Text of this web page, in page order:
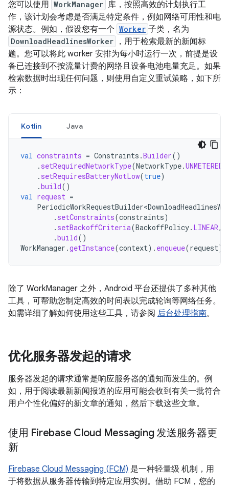
您可以使用 WorkManager 库，按照高效的计划执行工
作，该计划会考虑是否满足特定条件，例如网络可用性和电
源状态。例如，假设您有一个 Worker 子类，名为
DownloadHeadlinesWorker
，用于检索最新的新闻标
题。您可以将此 worker 安排为每小时运行一次，前提是设
备已连接到不按流量计费的网络且设备电池电量充足。如果
检索数据时出现任何问题，则使用自定义重试策略，如下所
示：
Kotlin Java
val constraints = Constraints .Builder()
. setRequiredNetworkType(NetworkType.UNMETERED
. setRequiresBatteryNotLow(true)
.build()
val request =
. setConstraints(constraints)
. setBackoffCriteria(BackoffPolicy. LINEAR,
.build()
WorkManager .getInstance(context). enqueue(request)
除了 WorkManager 之外，Android 平台还提供了多种其他
工具，可帮助您制定高效的时间表以完成轮询等网络任务。
如需详细了解如何使用这些工具，请参阅 后台处理指南。
优化服务器发起的请求
服务器发起的请求通常是响应服务器的通知而发生的。例
如，用于阅读最新新闻报道的应用可能会收到有关一批符合
用户个性化偏好的新文章的通知，然后下载这些文章。
使用 Firebase Cloud Messaging 发送服务器更
新
Firebase Cloud Messaging (FCM) 是一种轻量级 机制，用
于将数据从服务器传输到特定应用实例。借助 FCM，您的